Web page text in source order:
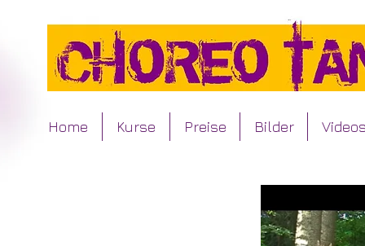
Home Kurse Preise Bilder